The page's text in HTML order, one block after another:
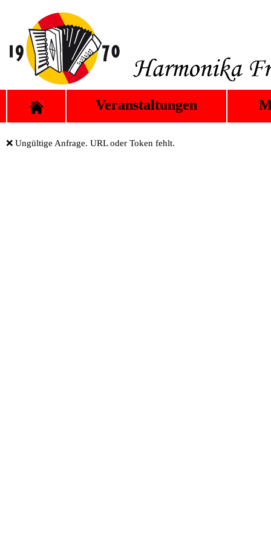
Veranstaltungen
❌ Ungültige Anfrage. URL oder Token fehlt.